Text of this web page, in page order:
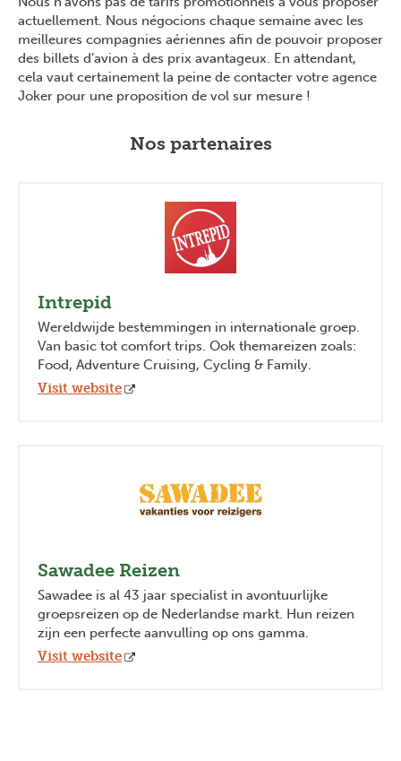
actuellement. Nous négocions chaque semaine avec les
meilleures compagnies aériennes afin de pouvoir proposer
des billets d’avion à des prix avantageux. En attendant,
cela vaut certainement la peine de contacter votre agence
Joker pour une proposition de vol sur mesure !
Nos partenaires
Intrepid
Wereldwijde bestemmingen in internationale groep.
Van basic tot comfort trips. Ook themareizen zoals:
Food, Adventure Cruising, Cycling & Family.
Visit website
Sawadee Reizen
Sawadee is al 43 jaar specialist in avontuurlijke
groepsreizen op de Nederlandse markt. Hun reizen
zijn een perfecte aanvulling op ons gamma.
Visit website